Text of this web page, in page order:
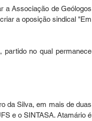
a Associação de Geólogos
a oposição sindical "Em
partido no qual permanece
da Silva, em mais de duas
e o SINTASA. Atamário é